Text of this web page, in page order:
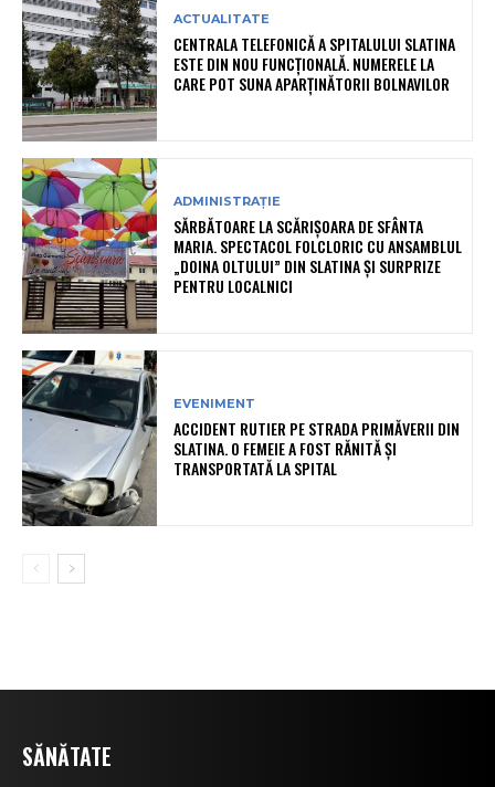
ACTUALITATE
CENTRALA TELEFONICĂ A SPITALULUI SLATINA
ESTE DIN NOU FUNCȚIONALĂ. NUMERELE LA
CARE POT SUNA APARȚINĂTORII BOLNAVILOR
ADMINISTRAȚIE
SĂRBĂTOARE LA SCĂRIȘOARA DE SFÂNTA
MARIA. SPECTACOL FOLCLORIC CU ANSAMBLUL
„DOINA OLTULUI” DIN SLATINA ȘI SURPRIZE
PENTRU LOCALNICI
EVENIMENT
ACCIDENT RUTIER PE STRADA PRIMĂVERII DIN
SLATINA. O FEMEIE A FOST RĂNITĂ ȘI
TRANSPORTATĂ LA SPITAL
SĂNĂTATE